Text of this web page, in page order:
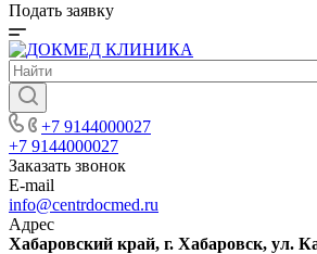
Подать заявку
+7 9144000027
+7 9144000027
Заказать звонок
E-mail
info@centrdocmed.ru
Адрес
Хабаровский край, г. Хабаровск, ул.